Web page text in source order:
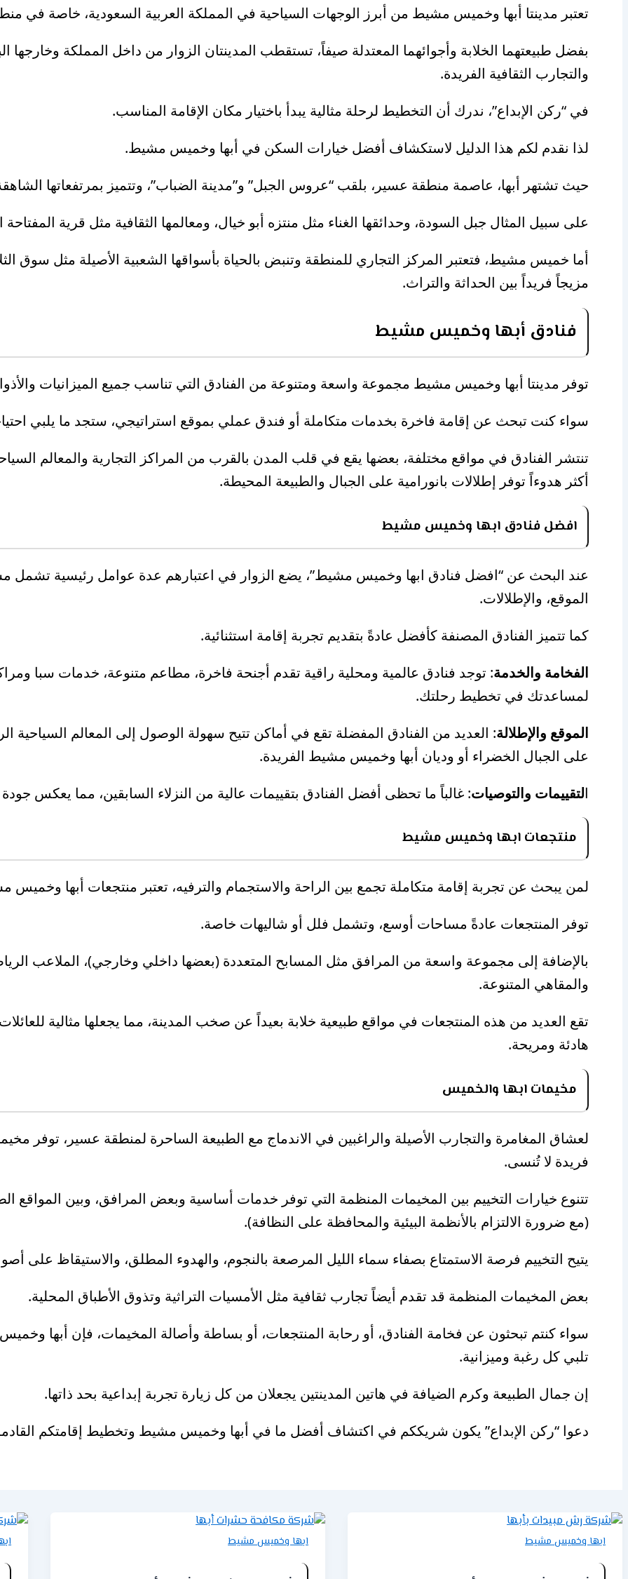
تعتبر مدينتا أبها وخميس مشيط من أبرز الوجهات السياحية في المملكة العربية السعودية، خاصة في
بفضل طبيعتهما الخلابة وأجوائهما المعتدلة صيفاً، تستقطب المدينتان الزوار من داخل المملكة وخارجها
والتجارب الثقافية الفريدة.
في “ركن الإبداع”، ندرك أن التخطيط لرحلة مثالية يبدأ باختيار مكان الإقامة المناسب.
لذا نقدم لكم هذا الدليل لاستكشاف أفضل خيارات السكن في أبها وخميس مشيط.
حيث تشتهر أبها، عاصمة منطقة عسير، بلقب “عروس الجبل” و”مدينة الضباب”، وتتميز بمرتفعاتها
على سبيل المثال جبل السودة، وحدائقها الغناء مثل منتزه أبو خيال، ومعالمها الثقافية مثل قرية
أما خميس مشيط، فتعتبر المركز التجاري للمنطقة وتنبض بالحياة بأسواقها الشعبية الأصيلة مثل سوق
مزيجاً فريداً بين الحداثة والتراث.
فنادق أبها وخميس مشيط
توفر مدينتا أبها وخميس مشيط مجموعة واسعة ومتنوعة من الفنادق التي تناسب جميع الميزانيات
سواء كنت تبحث عن إقامة فاخرة بخدمات متكاملة أو فندق عملي بموقع استراتيجي، ستجد ما يلبي
تنتشر الفنادق في مواقع مختلفة، بعضها يقع في قلب المدن بالقرب من المراكز التجارية والمعالم
أكثر هدوءاً توفر إطلالات بانورامية على الجبال والطبيعة المحيطة.
افضل فنادق ابها وخميس مشيط
عند البحث عن “افضل فنادق ابها وخميس مشيط”، يضع الزوار في اعتبارهم عدة عوامل رئيسية تشمل
الموقع، والإطلالات.
كما تتميز الفنادق المصنفة كأفضل عادةً بتقديم تجربة إقامة استثنائية.
الفخامة والخدمة: توجد فنادق عالمية ومحلية راقية تقدم أجنحة فاخرة، مطاعم متنوعة، خدمات سبا
لمساعدتك في تخطيط رحلتك.
الموقع والإطلالة: العديد من الفنادق المفضلة تقع في أماكن تتيح سهولة الوصول إلى المعالم السياحية
على الجبال الخضراء أو وديان أبها وخميس مشيط الفريدة.
التقييمات والتوصيات: غالباً ما تحظى أفضل الفنادق بتقييمات عالية من النزلاء السابقين، مما يعكس
منتجعات ابها وخميس مشيط
لمن يبحث عن تجربة إقامة متكاملة تجمع بين الراحة والاستجمام والترفيه، تعتبر منتجعات أبها وخميس
توفر المنتجعات عادةً مساحات أوسع، وتشمل فلل أو شاليهات خاصة.
بالإضافة إلى مجموعة واسعة من المرافق مثل المسابح المتعددة (بعضها داخلي وخارجي)، الملاعب
والمقاهي المتنوعة.
تقع العديد من هذه المنتجعات في مواقع طبيعية خلابة بعيداً عن صخب المدينة، مما يجعلها مثالية
هادئة ومريحة.
مخيمات ابها والخميس
لعشاق المغامرة والتجارب الأصيلة والراغبين في الاندماج مع الطبيعة الساحرة لمنطقة عسير، توفر
فريدة لا تُنسى.
تتنوع خيارات التخييم بين المخيمات المنظمة التي توفر خدمات أساسية وبعض المرافق، وبين المواقع
(مع ضرورة الالتزام بالأنظمة البيئية والمحافظة على النظافة).
يتيح التخييم فرصة الاستمتاع بصفاء سماء الليل المرصعة بالنجوم، والهدوء المطلق، والاستيقاظ على
بعض المخيمات المنظمة قد تقدم أيضاً تجارب ثقافية مثل الأمسيات التراثية وتذوق الأطباق المحلية.
سواء كنتم تبحثون عن فخامة الفنادق، أو رحابة المنتجعات، أو بساطة وأصالة المخيمات، فإن أبها
تلبي كل رغبة وميزانية.
إن جمال الطبيعة وكرم الضيافة في هاتين المدينتين يجعلان من كل زيارة تجربة إبداعية بحد ذاتها.
دعوا “ركن الإبداع” يكون شريككم في اكتشاف أفضل ما في أبها وخميس مشيط وتخطيط إقامتكم
ابها وخميس مشيط ابها وخميس مشيط